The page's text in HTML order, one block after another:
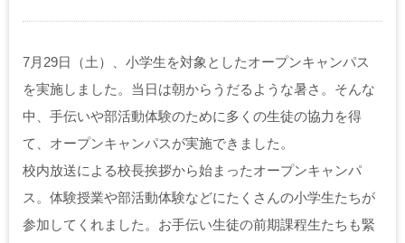
7月29日（土）、小学生を対象としたオープンキャンパス
を実施しました。当日は朝からうだるような暑さ。そんな
中、手伝いや部活動体験のために多くの生徒の協力を得
て、オープンキャンパスが実施できました。
校内放送による校長挨拶から始まったオープンキャンパ
ス。体験授業や部活動体験などにたくさんの小学生たちが
参加してくれました。お手伝い生徒の前期課程生たちも緊